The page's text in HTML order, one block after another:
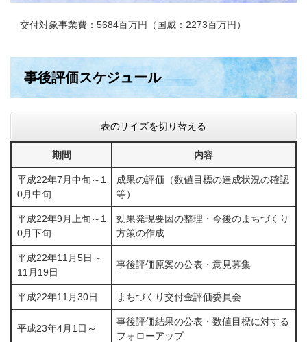
交付対象事業費：5684百万円（国威：2273百万円）
事後評価スケジュール
表のサイズを切り替える
期間 内容
平成22年7月中旬～1
0月中旬
成果の評価（数値目標の達成状況の確認
等）
平成22年9月上旬～1
0月下旬
効果発現要因の整理・今後のまちづくり
方策の作成
平成22年11月5日～
11月19日
事後評価原案の公表・意見募集
平成22年11月30日 まちづくり交付金評価委員会
平成23年4月1日～
事後評価結果の公表・数値目標に対する
フォローアップ